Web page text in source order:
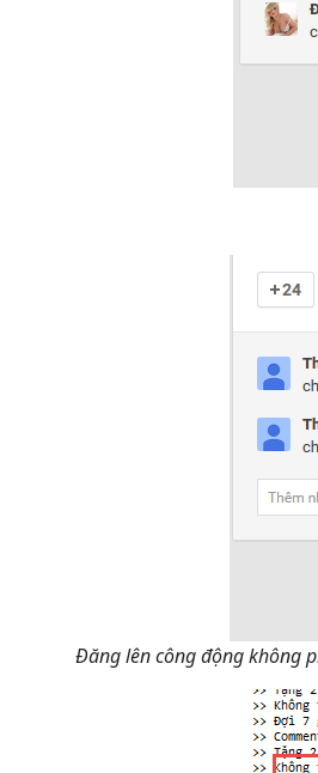
Đăng lên công động không